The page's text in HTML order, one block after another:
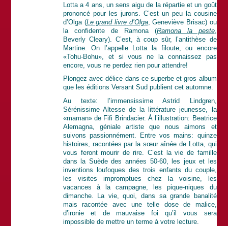
Lotta a 4 ans, un sens aigu de la répartie et un goût
prononcé pour les jurons. C’est un peu la cousine
d’Olga (Le grand livre d’Olga, Geneviève Brisac) ou
la confidente de Ramona (Ramona la peste,
Beverly Cleary). C’est, à coup sûr, l’antithèse de
Martine. On l’appelle Lotta la filoute, ou encore
«Tohu-Bohu», et si vous ne la connaissez pas
encore, vous ne perdez rien pour attendre!
Plongez avec délice dans ce superbe et gros album
que les éditions Versant Sud publient cet automne.
Au texte: l’immensissime Astrid Lindgren,
Sérénissime Altesse de la littérature jeunesse, la
«maman» de Fifi Brindacier. À l’illustration: Beatrice
Alemagna, géniale artiste que nous aimons et
suivons passionnément. Entre vos mains: quinze
histoires, racontées par la sœur aînée de Lotta, qui
vous feront mourir de rire. C’est la vie de famille
dans la Suède des années 50-60, les jeux et les
inventions loufoques des trois enfants du couple,
les visites impromptues chez la voisine, les
vacances à la campagne, les pique-niques du
dimanche. La vie, quoi, dans sa grande banalité
mais racontée avec une telle dose de malice,
d’ironie et de mauvaise foi qu’il vous sera
impossible de mettre un terme à votre lecture.